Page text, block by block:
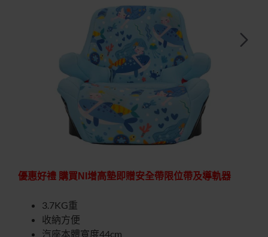
特價優惠
快速出貨
優惠好禮 購買NI增高墊即贈安全帶限位帶及導軌器
3.7KG重
收納方便
汽座本體寬度44cm